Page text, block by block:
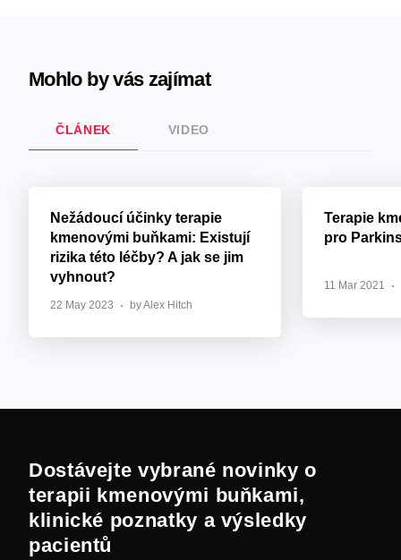
Mohlo by vás zajímat
ČLÁNEK VIDEO
Nežádoucí účinky terapie
kmenovými buňkami: Existují
rizika této léčby? A jak se jim
vyhnout?
22 May 2023 by Alex Hitch
Terapie
pro
11 Mar 2021
Dostávejte vybrané novinky o
terapii kmenovými buňkami,
klinické poznatky a výsledky
pacientů